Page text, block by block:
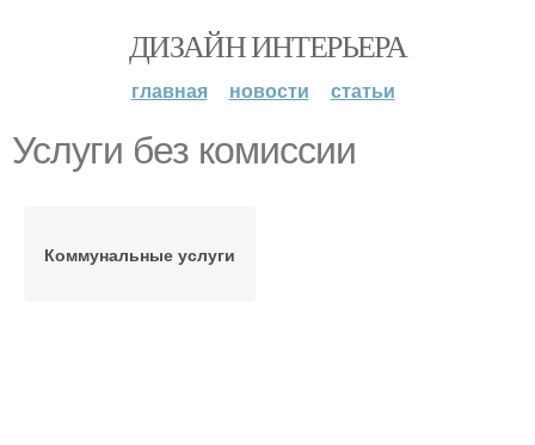
ДИЗАЙН ИНТЕРЬЕРА
главная новости статьи
Услуги без комиссии
Коммунальные услуги